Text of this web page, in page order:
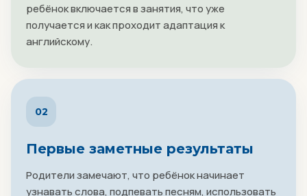
ребёнок включается в занятия, что уже
получается и как проходит адаптация к
английскому.
02
Первые заметные результаты
Родители замечают, что ребёнок начинает
узнавать слова, подпевать песням, использовать